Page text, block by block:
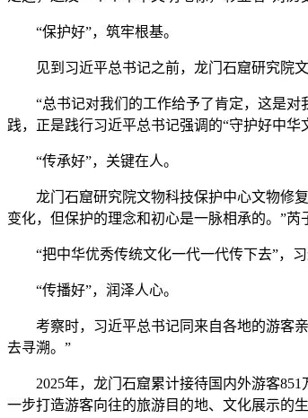
“保护好”，筑牢根基。
见到习近平总书记之前，龙门石窟研究院文
“总书记对我们的工作给予了肯定，这是对我
践，正是践行习近平总书记强调的“守护好中华
“传承好”，关键在人。
龙门石窟研究院文物科技保护中心文物修复
变化，但保护的理念和初心是一脉相承的。”芮
“把中华优秀传统文化一代一代传下去”，习
“传播好”，润泽人心。
考察时，习近平总书记同来自各地的游客亲
去寻溯。”
2025年，龙门石窟累计接待国内外游客851
一步打造游客向往的旅游目的地、文化展示的